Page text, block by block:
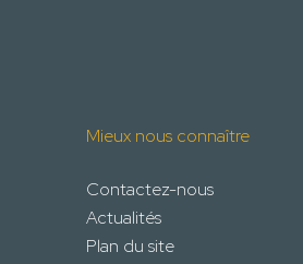
Mieux nous connaître
Contactez-nous
Actualités
Plan du site